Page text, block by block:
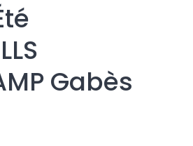
Gabès